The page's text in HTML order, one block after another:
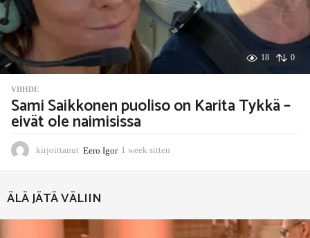
n
18 0
VIIHDE
Sami Saikkonen puoliso on Karita Tykkä –
eivät ole naimisissa
kirjoittanut Eero Igor 1 week sitten
ÄLÄ JÄTÄ VÄLIIN